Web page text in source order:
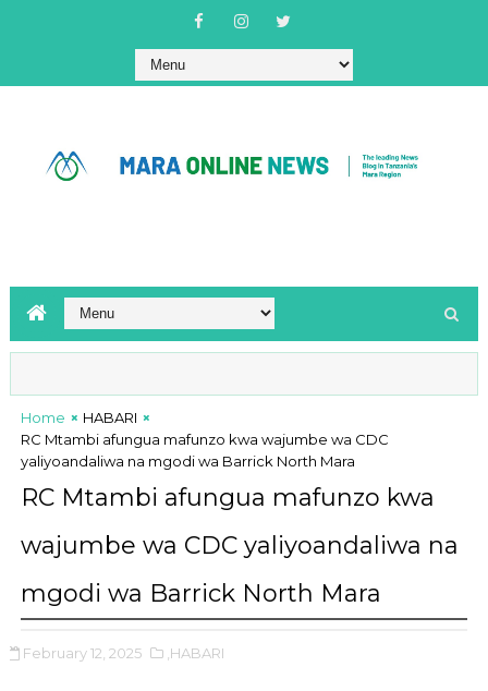
Home
HABARI
RC Mtambi afungua mafunzo kwa wajumbe wa CDC
yaliyoandaliwa na mgodi wa Barrick North Mara
RC Mtambi afungua mafunzo kwa
wajumbe wa CDC yaliyoandaliwa na
mgodi wa Barrick North Mara
February 12, 2025 ,HABARI